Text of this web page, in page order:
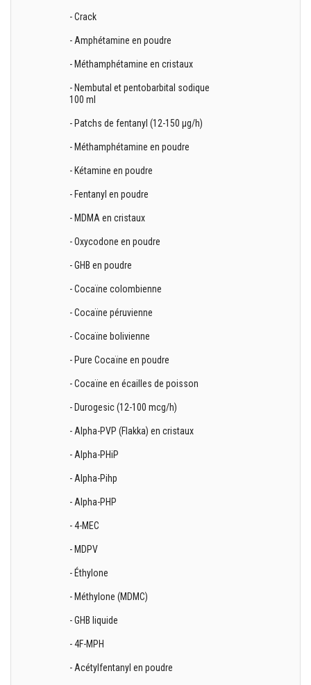
- Crack
- Amphétamine en poudre
- Méthamphétamine en cristaux
- Nembutal et pentobarbital sodique
100 ml
- Patchs de fentanyl (12-150 µg/h)
- Méthamphétamine en poudre
- Kétamine en poudre
- Fentanyl en poudre
- MDMA en cristaux
- Oxycodone en poudre
- GHB en poudre
- Cocaïne colombienne
- Cocaïne péruvienne
- Cocaïne bolivienne
- Pure Cocaïne en poudre
- Cocaïne en écailles de poisson
- Durogesic (12-100 mcg/h)
- Alpha-PVP (Flakka) en cristaux
- Alpha-PHiP
- Alpha-Pihp
- Alpha-PHP
- 4-MEC
- MDPV
- Éthylone
- Méthylone (MDMC)
- GHB liquide
- 4F-MPH
- Acétylfentanyl en poudre